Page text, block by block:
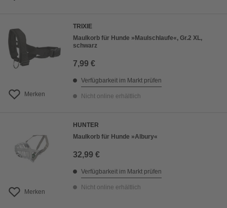
Merken
TRIXIE
Maulkorb für Hunde »Maulschlaufe«, Gr.2 XL,
schwarz
7,99 €
Verfügbarkeit im Markt prüfen
Nicht online erhältlich
Merken
HUNTER
Maulkorb für Hunde »Albury«
32,99 €
Verfügbarkeit im Markt prüfen
Nicht online erhältlich